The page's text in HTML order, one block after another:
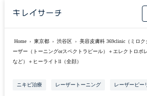
Home › 東京都 › 渋谷区 › 美容皮膚科 369clinic（ミロク
ーザー（トーニングorスペクトラピール）＋エレクトロポ
など）＋ヒーライトll（全顔）
ニキビ治療 レーザートーニング レーザーピー